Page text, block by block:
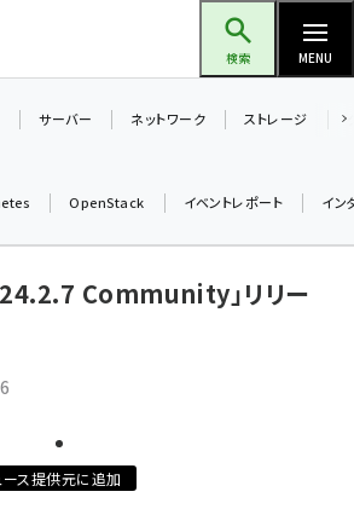
検索 MENU
サーバー ネットワーク ストレージ
OpenStack イベントレポート イン
Community」リリー
ス提供元に追加